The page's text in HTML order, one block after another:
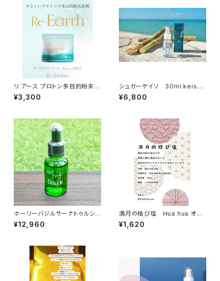
リ アース プロトン多目的粉末洗
剤
¥3,300
シュガーケイソ 30ml keiso3
0
¥6,800
ホーリーバジルサーナトゥルシ
ー生体水Queen
¥12,960
満月の結び塩 Hua hua オリ
ジナル
¥1,620